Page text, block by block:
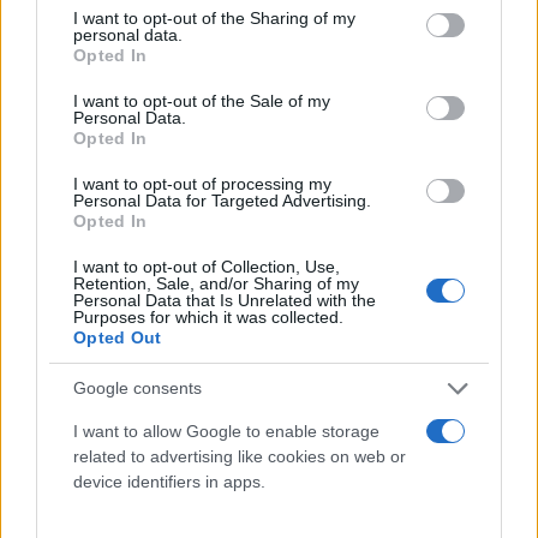
not limited to your visit or usage behaviour. You may click to
grant or deny consent to Google and its third-party tags to
use your data for below specified purposes in below Google
consent section.
I want to opt-out of the Sharing of my
personal data.
Opted In
I want to opt-out of the Sale of my
Personal Data.
Opted In
I want to opt-out of processing my
Personal Data for Targeted Advertising.
Opted In
I want to opt-out of Collection, Use,
Retention, Sale, and/or Sharing of my
Personal Data that Is Unrelated with the
Purposes for which it was collected.
Opted Out
Google consents
I want to allow Google to enable storage
related to advertising like cookies on web or
device identifiers in apps.
αναγράφουν ξεχωριστά στις χρεώσεις τους το
ποσό που αντιστοιχεί στη ρήτρα αναπροσαρμογής,
αυτό υπολογίζεται τεκμαρτά από τον προμηθευτή
ενέργειας (το ποσό που προκύπτει μετά την
ενέργειας με βάση την κατανάλωση, τεκμαρτού
ποσού χρέωσης ενέργειας για το οποίο λαμβάνεται
υπόψη η τιμή 120 ευρώ ανά MWh).